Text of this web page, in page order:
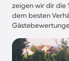
zeigen wir dir die
dem besten